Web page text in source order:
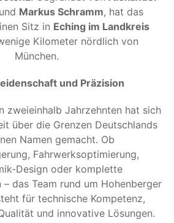
Markus Schramm, hat das
Sitz in Eching im Landkreis
Kilometer nördlich von
München.
und Präzision
zweieinhalb Jahrzehnten hat sich
über die Grenzen Deutschlands
Namen gemacht. Ob
Fahrwerksoptimierung,
Design oder komplette
– das Team rund um Hohenberger
für technische Kompetenz,
und innovative Lösungen.